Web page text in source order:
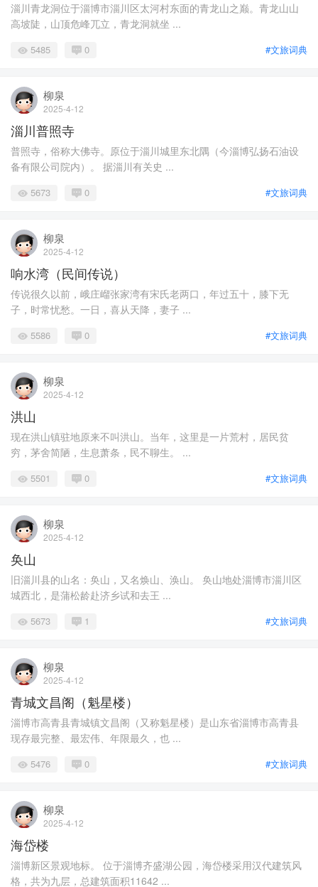
淄川青龙洞位于淄博市淄川区太河村东面的青龙山之巅。青龙山山
高坡陡，山顶危峰兀立，青龙洞就坐 ...
#文旅词典
5485 0
柳泉
2025-4-12
淄川普照寺
普照寺，俗称大佛寺。原位于淄川城里东北隅（今淄博弘扬石油设
备有限公司院内）。 据淄川有关史 ...
#文旅词典
5673 0
柳泉
2025-4-12
响水湾（民间传说）
传说很久以前，峨庄嵧张家湾有宋氏老两口，年过五十，膝下无
子，时常忧愁。一日，喜从天降，妻子 ...
#文旅词典
5586 0
柳泉
2025-4-12
洪山
现在洪山镇驻地原来不叫洪山。当年，这里是一片荒村，居民贫
穷，茅舍简陋，生息萧条，民不聊生。 ...
#文旅词典
5501 0
柳泉
2025-4-12
奂山
旧淄川县的山名：奂山，又名焕山、涣山。 奂山地处淄博市淄川区
城西北，是蒲松龄赴济乡试和去王 ...
#文旅词典
5673 1
柳泉
2025-4-12
青城文昌阁（魁星楼）
淄博市高青县青城镇文昌阁（又称魁星楼）是山东省淄博市高青县
现存最完整、最宏伟、年限最久，也 ...
#文旅词典
5476 0
柳泉
2025-4-12
海岱楼
淄博新区景观地标。 位于淄博齐盛湖公园，海岱楼采用汉代建筑风
格，共为九层，总建筑面积11642 ...